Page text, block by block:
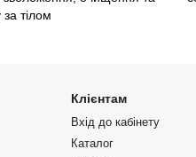
тілом
Клієнтам
Вхід до кабінету
Каталог